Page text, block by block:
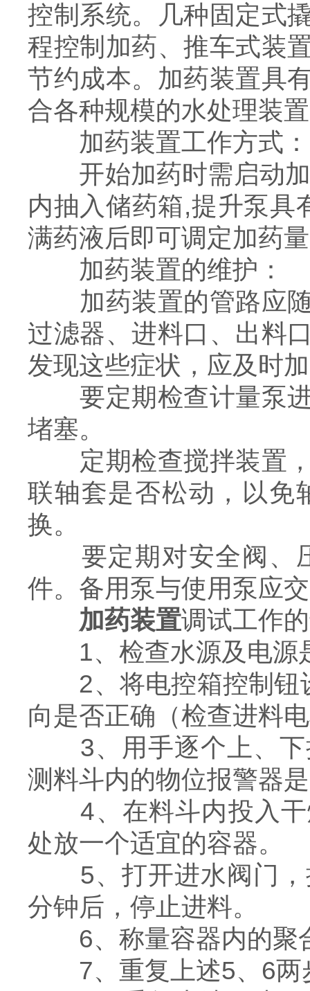
控制系统。几种固定式
程控制加药、推车式装
节约成本。加药装置具
合各种规模的水处理装
加药装置工作方式：
开始加药时需启动加
内抽入储药箱,提升泵具
满药液后即可调定加药
加药装置的维护：
加药装置的管路应随
过滤器、进料口、出料
发现这些症状，应及时
要定期检查计量泵进
堵塞。
定期检查搅拌装置，
联轴套是否松动，以免
换。
要定期对安全阀、压
件。备用泵与使用泵应
加药装置调试工作
1、检查水源及电源
2、将电控箱控制钮设
向是否正确（检查进料
3、用手逐个上、下
测料斗内的物位报警器
4、在料斗内投入干
处放一个适宜的容器。
5、打开进水阀门，
分钟后，停止进料。
6、称量容器内的聚
7、重复上述5、6两